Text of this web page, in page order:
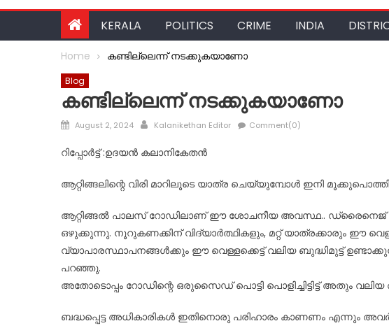
KERALA POLITICS CRIME INDIA
Home കണ്ടില്ലെന്ന് നടക്കുകയാണോ
Blog
കണ്ടില്ലെന്ന് നടക്കുകയാണോ
Posted
August 2, 2024 Author
Kalanikethan Editor Comment(0)
റിപ്പോർട്ട് :ഉദയൻ കലാനികേതൻ
ആറ്റിങ്ങലിന്റെ വിരി മാറിലൂടെ യാത്ര ചെയ്യുമ്പോൾ ഇനി
ആറ്റിങ്ങൽ പാലസ് റോഡിലാണ് ഈ ശോചനീയ അവസ്ഥ.. ഡ്രൈനെജ്
ഒഴുക്കുന്നു. നൂറുകണക്കിന് വിദ്യാർത്ഥികളും, മറ്റ് യാത്രക്കാരും ഈ
വ്യാപാരസ്ഥാപനങ്ങൾക്കും ഈ വെള്ളക്കെട്ട് വലിയ ബുദ്ധിമുട്ട്
പറഞ്ഞു.
അതോടൊപ്പം റോഡിന്റെ ഒരുസൈഡ് പൊട്ടി പൊളിച്ചിട്ടിട്ട് അതും
ബദ്ധപ്പെട്ട അധികാരികൾ ഇതിനൊരു പരിഹാരം കാണണം എന്നും